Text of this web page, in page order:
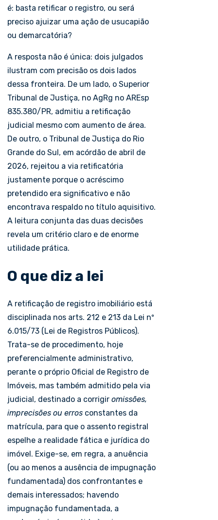
é: basta retificar o registro, ou será
preciso ajuizar uma ação de usucapião
ou demarcatória?
A resposta não é única: dois julgados
ilustram com precisão os dois lados
dessa fronteira. De um lado, o Superior
Tribunal de Justiça, no AgRg no AREsp
835.380/PR, admitiu a retificação
judicial mesmo com aumento de área.
De outro, o Tribunal de Justiça do Rio
Grande do Sul, em acórdão de abril de
2026, rejeitou a via retificatória
justamente porque o acréscimo
pretendido era significativo e não
encontrava respaldo no título aquisitivo.
A leitura conjunta das duas decisões
revela um critério claro e de enorme
utilidade prática.
O que diz a lei
A retificação de registro imobiliário está
disciplinada nos arts. 212 e 213 da Lei nº
6.015/73 (Lei de Registros Públicos).
Trata-se de procedimento, hoje
preferencialmente administrativo,
perante o próprio Oficial de Registro de
Imóveis, mas também admitido pela via
judicial, destinado a corrigir omissões,
imprecisões ou erros constantes da
matrícula, para que o assento registral
espelhe a realidade fática e jurídica do
imóvel. Exige-se, em regra, a anuência
(ou ao menos a ausência de impugnação
fundamentada) dos confrontantes e
demais interessados; havendo
impugnação fundamentada, a